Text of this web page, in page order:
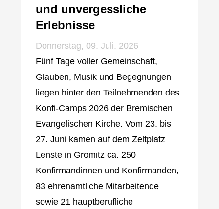
und unvergessliche
Erlebnisse
Donnerstag, 09. Juli. 2026
Fünf Tage voller Gemeinschaft,
Glauben, Musik und Begegnungen
liegen hinter den Teilnehmenden des
Konfi-Camps 2026 der Bremischen
Evangelischen Kirche. Vom 23. bis
27. Juni kamen auf dem Zeltplatz
Lenste in Grömitz ca. 250
Konfirmandinnen und Konfirmanden,
83 ehrenamtliche Mitarbeitende
sowie 21 hauptberufliche